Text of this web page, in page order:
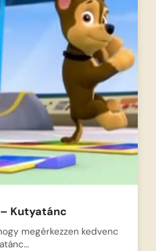
Kutyatánc
megérkezzen kedvenc